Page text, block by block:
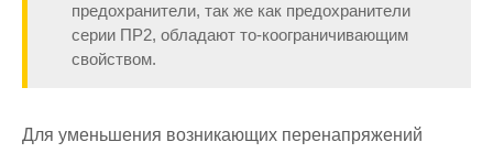
предохранители, так же как предохранители
серии ПР2, обладают то-коограничивающим
свойством.
Для уменьшения возникающих перенапряжений